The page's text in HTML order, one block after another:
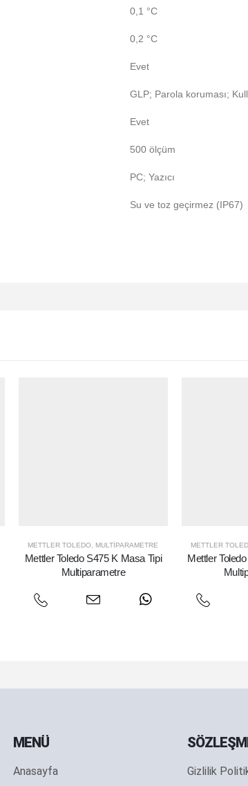
0,1 °C
0,2 °C
Evet
GLP; Parola koruması;
Evet
500 ölçüm
PC; Yazıcı
Su ve toz geçirmez (IP67)
METTLER TOLEDO, MULTIPARAMETRE
Mettler Toledo S475 K Masa Tipi
Multiparametre
METTLER
Mettler
MENÜ
Anasayfa Gizlilik